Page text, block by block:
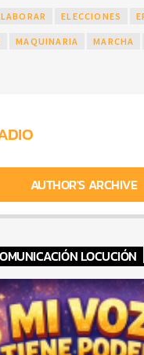
ELECCIONES
MAQUINARIA MARCHA
AUTHOR'S ARCHIVE
LOCUCIÓN